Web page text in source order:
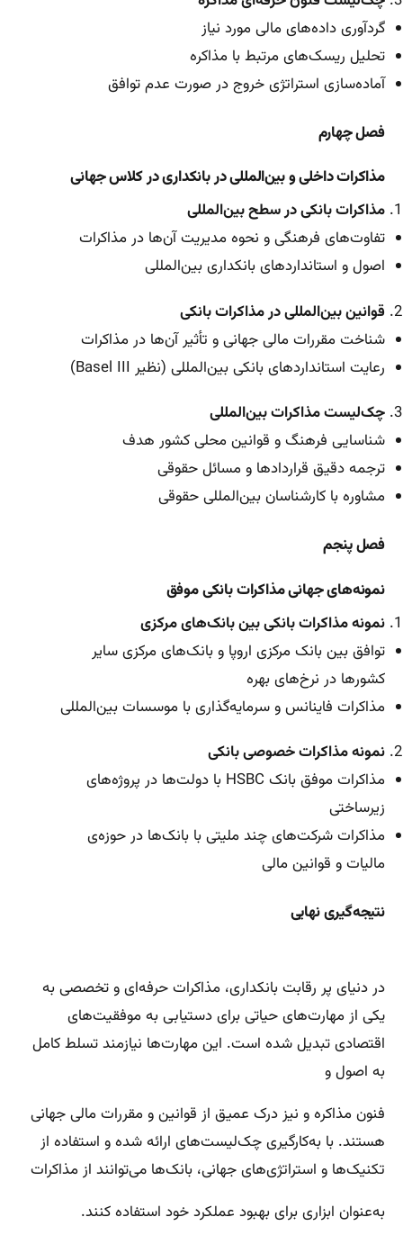
گردآوری داده‌های مالی مورد نیاز
تحلیل ریسک‌های مرتبط با مذاکره
آماده‌سازی استراتژی خروج در صورت عدم توافق
فصل چهارم
مذاکرات داخلی و بین‌المللی در بانکداری در کلاس جهانی
مذاکرات بانکی در سطح بین‌المللی
تفاوت‌های فرهنگی و نحوه مدیریت آن‌ها در مذاکرات
اصول و استانداردهای بانکداری بین‌المللی
قوانین بین‌المللی در مذاکرات بانکی
شناخت مقررات مالی جهانی و تأثیر آن‌ها در مذاکرات
رعایت استانداردهای بانکی بین‌المللی (نظیر Basel III)
چک‌لیست مذاکرات بین‌المللی
شناسایی فرهنگ و قوانین محلی کشور هدف
ترجمه دقیق قراردادها و مسائل حقوقی
مشاوره با کارشناسان بین‌المللی حقوقی
فصل پنجم
نمونه‌های جهانی مذاکرات بانکی موفق
نمونه مذاکرات بانکی بین بانک‌های مرکزی
توافق بین بانک مرکزی اروپا و بانک‌های مرکزی سایر
کشورها در نرخ‌های بهره
مذاکرات فاینانس و سرمایه‌گذاری با موسسات بین‌المللی
نمونه مذاکرات خصوصی بانکی
مذاکرات موفق بانک HSBC با دولت‌ها در پروژه‌های
زیرساختی
مذاکرات شرکت‌های چند ملیتی با بانک‌ها در حوزه‌ی
مالیات و قوانین مالی
نتیجه‌گیری نهایی
در دنیای پر رقابت بانکداری، مذاکرات حرفه‌ای و تخصصی به
یکی از مهارت‌های حیاتی برای دستیابی به موفقیت‌های
اقتصادی تبدیل شده است. این مهارت‌ها نیازمند تسلط کامل
به اصول و
فنون مذاکره و نیز درک عمیق از قوانین و مقررات مالی جهانی
هستند. با به‌کارگیری چک‌لیست‌های ارائه شده و استفاده از
تکنیک‌ها و استراتژی‌های جهانی، بانک‌ها می‌توانند از مذاکرات
به‌عنوان ابزاری برای بهبود عملکرد خود استفاده کنند.